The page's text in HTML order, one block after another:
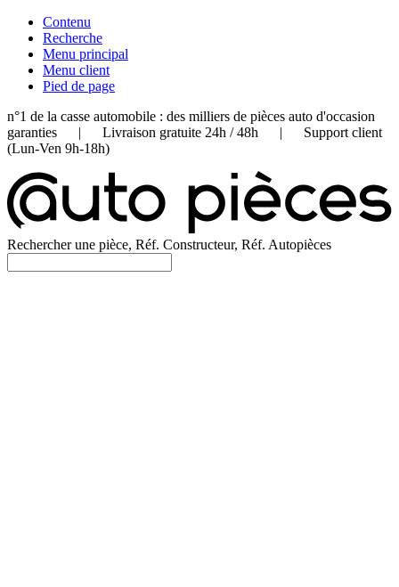
Contenu
Recherche
Menu principal
Menu client
Pied de page
n°1 de la casse automobile : des milliers de pièces auto d'occasion
garanties | Livraison gratuite 24h / 48h | Support client
(Lun-Ven 9h-18h)
Rechercher une pièce, Réf. Constructeur, Réf. Autopièces